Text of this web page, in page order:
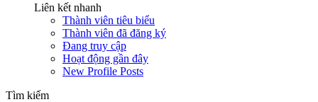
Liên kết nhanh
Thành viên tiêu biểu
Thành viên đã đăng ký
Đang truy cập
Hoạt động gần đây
New Profile Posts
Tìm kiếm